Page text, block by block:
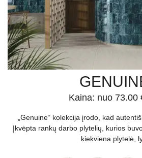
Kaina: nuo 73.00
„Genuine“ kolekcija įrodo, kad
Įkvėpta rankų darbo plytelių, kurios
kiekviena plytelė,